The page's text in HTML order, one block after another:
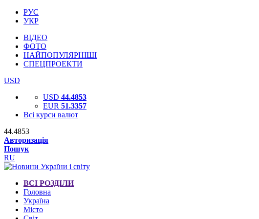
РУС
УКР
ВІДЕО
ФОТО
НАЙПОПУЛЯРНІШІ
СПЕЦПРОЕКТИ
USD
USD 44.4853
EUR 51.3357
Всі курси валют
44.4853
Авторизація
Пошук
RU
ВСІ РОЗДІЛИ
Головна
Україна
Місто